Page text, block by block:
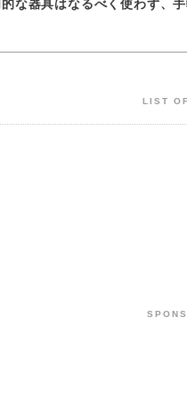
な器具はなるべく使わず、
LIST